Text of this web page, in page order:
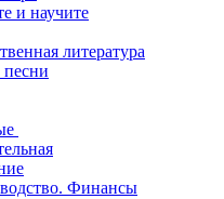
и научите
литература
песни
Финансы